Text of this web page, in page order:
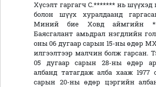
Хүсэлт гаргагч С.******* нь шүүхэд
болон шүүх хуралдаанд
Миний бие Ховд аймгийн
Баясгалант амьдрал нэгдлийн гол
оны 06 дугаар сарын 15-ны өдөр
илгээлтээр малчин болж гарсан.
05 дугаар сарын 28-ны өдөр
албанд татагдаж алба хааж 1977
сарын 20-ны өдөр цэргийн